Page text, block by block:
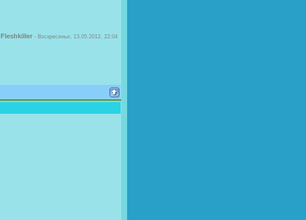
Fleshkiller - Воскресенье, 13.05.2012, 22:04